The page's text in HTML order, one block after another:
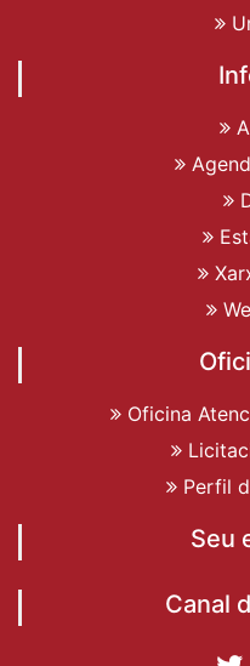
Oficina
Perfil
Seu
Canal